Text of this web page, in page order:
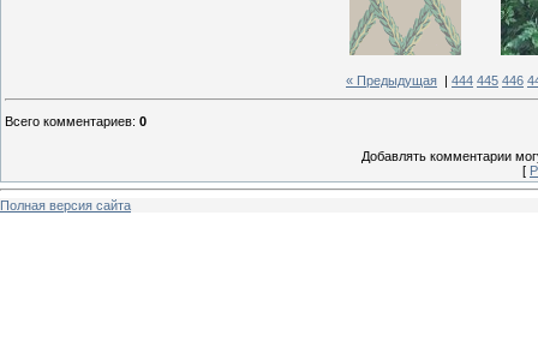
« Предыдущая 444 445 446
Всего комментариев: 0
Добавлять комментарии
[
Полная версия сайта